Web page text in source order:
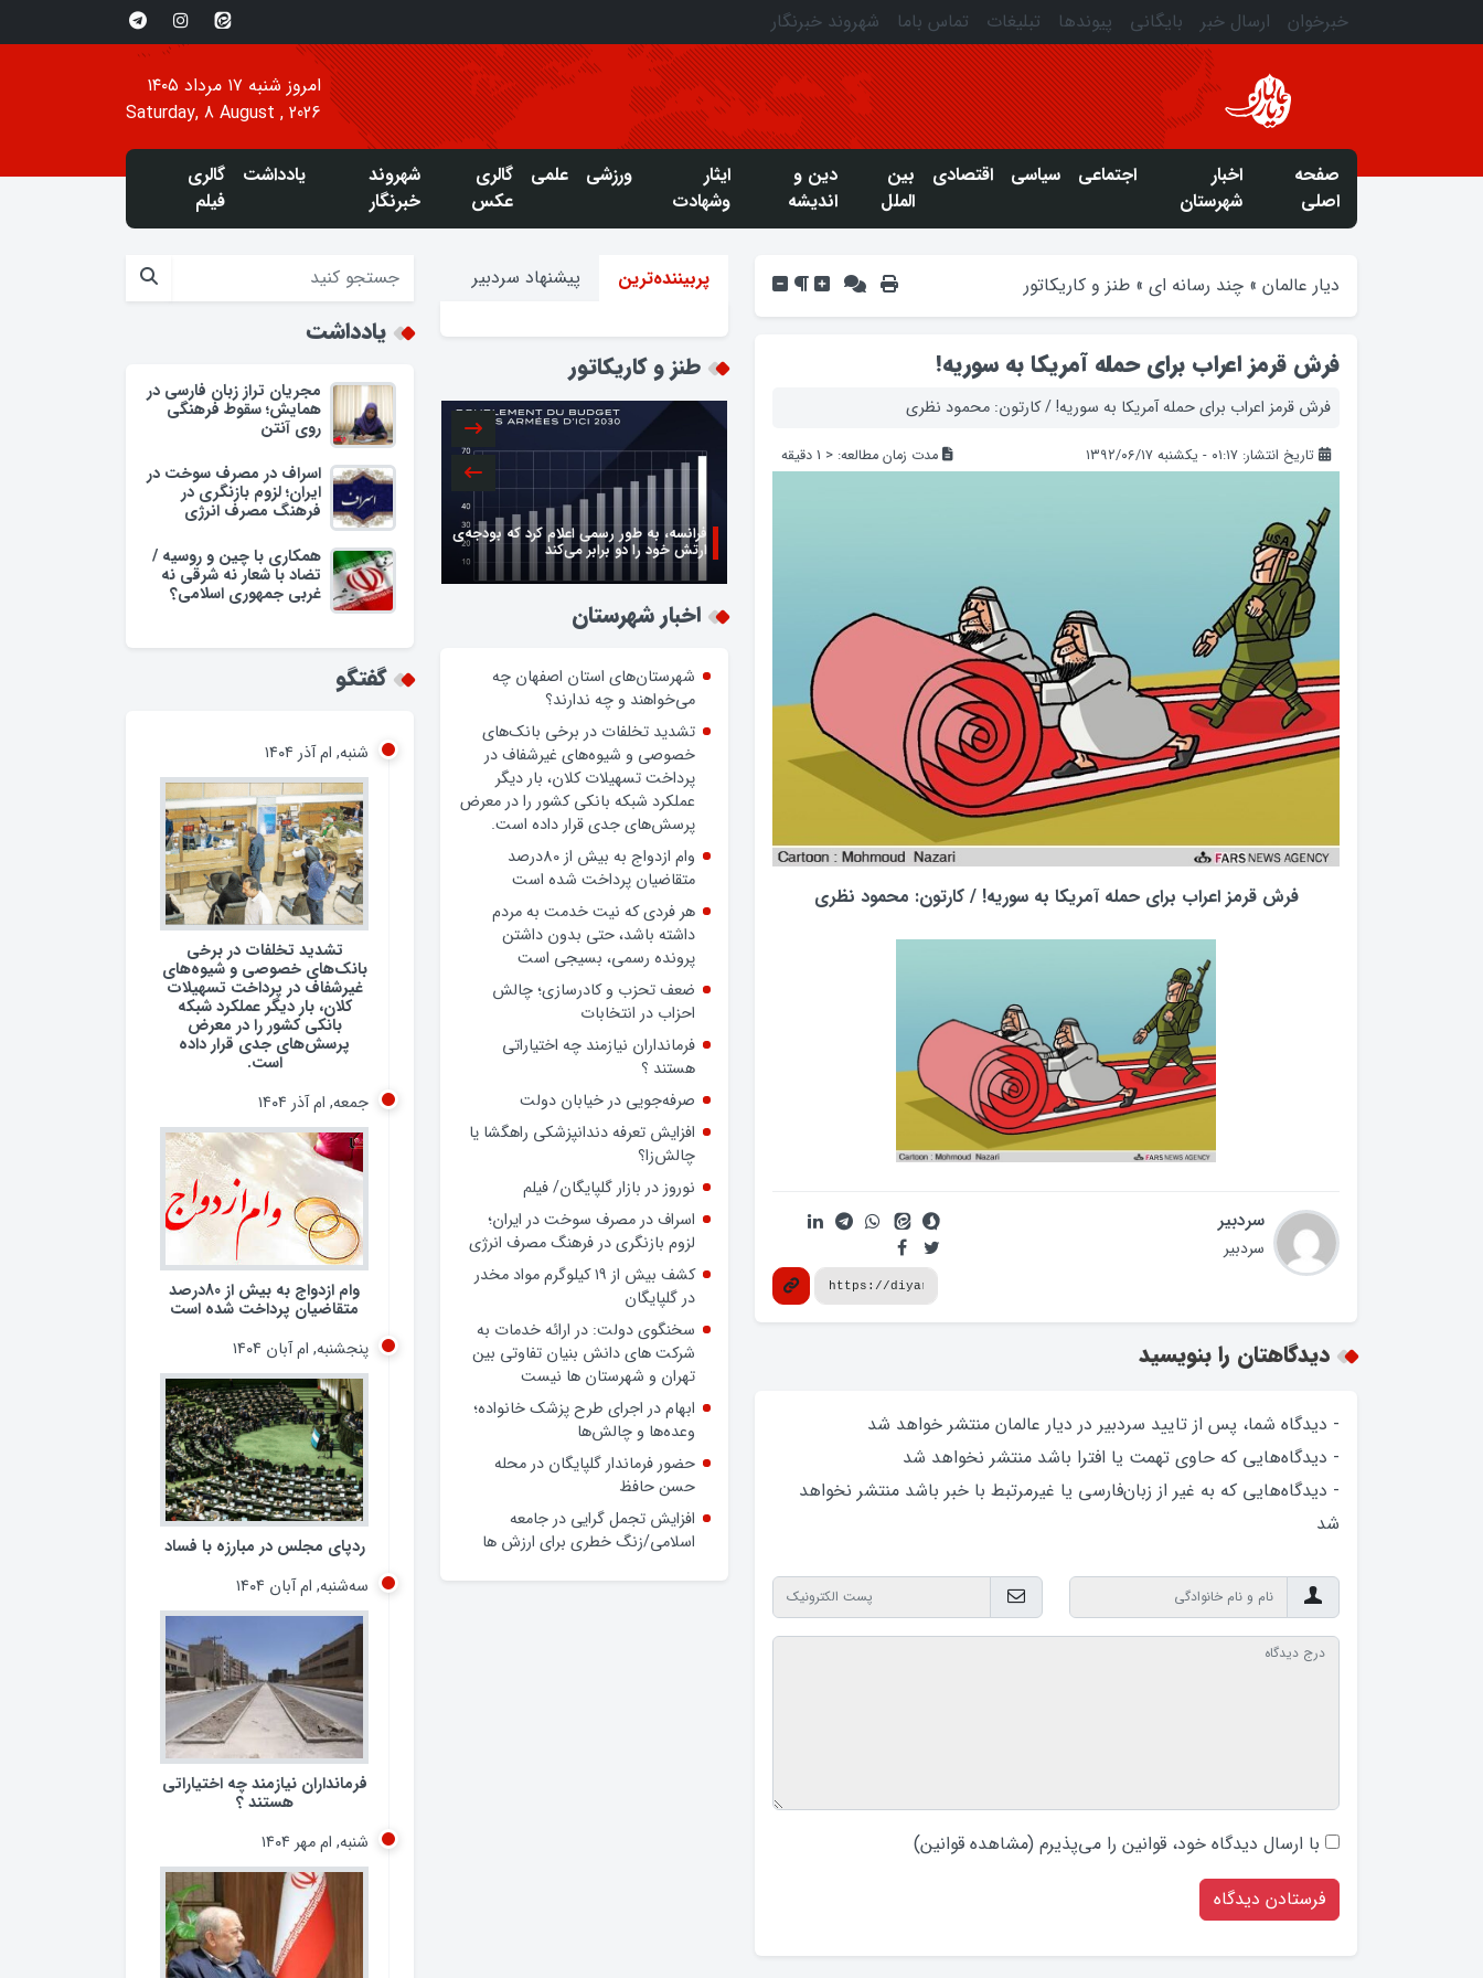
خبرخوان ارسال خبر بایگانی پیوندها تبلیغات تماس باما شهروند خبرنگار
امروز شنبه ۱۷ مرداد ۱۴۰۵
Saturday, 8 August , 2026
صفحه
اصلی
اخبار
شهرستان
اجتماعی سیاسی اقتصادی
بین
الملل
دین و
اندیشه
ایثار
وشهادت
ورزشی علمی
گالری
عکس
شهروند
خبرنگار
یادداشت
گالری
فیلم
دیار عالمان » چند رسانه ای » طنز و کاریکاتور
فرش قرمز اعراب برای حمله آمریکا به سوریه!
فرش قرمز اعراب برای حمله آمریکا به سوریه! / کارتون: محمود نظری
تاریخ انتشار: ۰۱:۱۷ - یکشنبه ۱۳۹۲/۰۶/۱۷ مدت زمان مطالعه: < 1 دقیقه
فرش قرمز اعراب برای حمله آمریکا به سوریه! / کارتون: محمود نظری
سردبیر
سردبیر
دیدگاهتان را بنویسید
- دیدگاه شما، پس از تایید سردبیر در دیار عالمان منتشر خواهد‌ شد
- دیدگاه‌هایی که حاوی تهمت یا افترا باشد منتشر نخواهد‌ شد
- دیدگاه‌هایی که به غیر از زبان‌فارسی یا غیرمرتبط با خبر باشد منتشر نخواهد‌
شد
با ارسال دیدگاه‌ خود، قوانین را می‌پذیرم (مشاهده قوانین)
پربیننده‌ترین پیشنهاد سردبیر
طنز و کاریکاتور
فرانسه، به طور رسمی اعلام کرد که بودجه‌ی
ارتش خود را دو برابر می‌کند
اخبار شهرستان
شهرستان‌های استان اصفهان چه
می‌خواهند و چه ندارند؟
تشدید تخلفات در برخی بانک‌های
خصوصی و شیوه‌های غیرشفاف در
پرداخت تسهیلات کلان، بار دیگر
عملکرد شبکه بانکی کشور را در معرض
پرسش‌های جدی قرار داده است.
وام ازدواج به بیش از 80درصد
متقاضیان پرداخت شده است
هر فردی که نیت خدمت به مردم
داشته باشد، حتی بدون داشتن
پرونده رسمی، بسیجی است
ضعف تحزب و کادرسازی؛ چالش
احزاب در انتخابات
فرمانداران نیازمند چه اختیاراتی
هستند ؟
صرفه‌جویی در خیابان دولت
افزایش تعرفه دندانپزشکی راهگشا یا
چالش‌زا؟
نوروز در بازار گلپایگان/ فیلم
اسراف در مصرف سوخت در ایران؛
لزوم بازنگری در فرهنگ مصرف انرژی
کشف بیش از ۱۹ کیلوگرم مواد مخدر
در گلپایگان
سخنگوی دولت: در ارائه خدمات به
شرکت های دانش بنیان تفاوتی بین
تهران و شهرستان ها نیست
ابهام در اجرای طرح پزشک خانواده؛
وعده‌ها و چالش‌ها
حضور فرماندار گلپایگان در محله
حسن حافظ
افزایش تجمل گرایی در جامعه
اسلامی/زنگ خطری برای ارزش ها
یادداشت
مجریان تراز زبان فارسی در
همایش؛ سقوط فرهنگی
روی آنتن
اسراف در مصرف سوخت در
ایران؛ لزوم بازنگری در
فرهنگ مصرف انرژی
همکاری با چین و روسیه /
تضاد با شعار نه شرقی نه
غربی جمهوری اسلامی؟
گفتگو
شنبه, ام آذر ۱۴۰۴
تشدید تخلفات در برخی
بانک‌های خصوصی و شیوه‌های
غیرشفاف در پرداخت تسهیلات
کلان، بار دیگر عملکرد شبکه
بانکی کشور را در معرض
پرسش‌های جدی قرار داده
است.
جمعه, ام آذر ۱۴۰۴
وام ازدواج به بیش از 80درصد
متقاضیان پرداخت شده است
پنجشنبه, ام آبان ۱۴۰۴
ردپای مجلس در مبارزه با فساد
سه‌شنبه, ام آبان ۱۴۰۴
فرمانداران نیازمند چه اختیاراتی
هستند ؟
شنبه, ام مهر ۱۴۰۴